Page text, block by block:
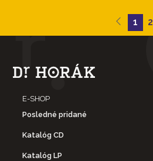
1 2
E-SHOP
Posledné pridané
Katalóg CD
Katalóg LP